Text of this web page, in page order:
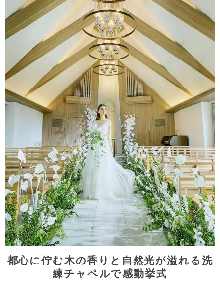
都心に佇む木の香りと自然光が溢れる洗
練チャペルで感動挙式